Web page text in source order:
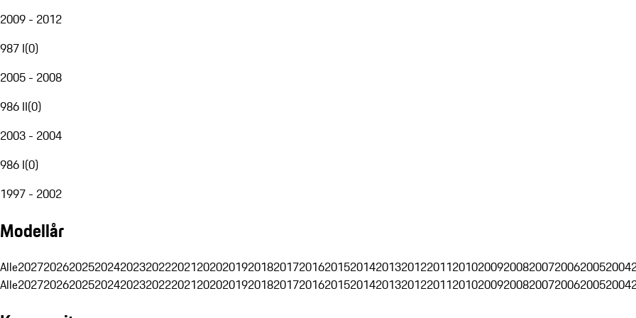
2009 - 2012
987 I(0)
2005 - 2008
986 II(0)
2003 - 2004
986 I(0)
1997 - 2002
Modellår
Alle202720262025202420232022202120202019201820172016201520142013201220112010200920082007200620052004
Alle202720262025202420232022202120202019201820172016201520142013201220112010200920082007200620052004